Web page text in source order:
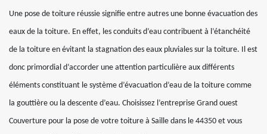
Une pose de toiture réussie signifie entre autres une bonne évacuation des
eaux de la toiture. En effet, les conduits d’eau contribuent à l’étanchéité
de la toiture en évitant la stagnation des eaux pluviales sur la toiture. Il est
donc primordial d’accorder une attention particulière aux différents
éléments constituant le système d’évacuation d’eau de la toiture comme
la gouttière ou la descente d’eau. Choisissez l’entreprise Grand ouest
Couverture pour la pose de votre toiture à Saille dans le 44350 et vous